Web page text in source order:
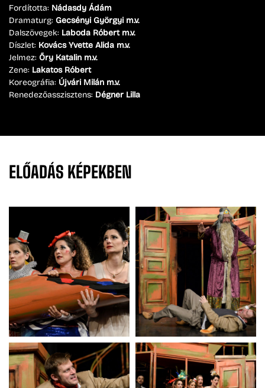
Fordította: Nádasdy Ádám
Dramaturg: Gecsényi Györgyi m.v.
Dalszövegek: Laboda Róbert m.v.
Díszlet: Kovács Yvette Alida m.v.
Jelmez: Őry Katalin m.v.
Zene: Lakatos Róbert
Koreográfia: Újvári Milán m.v.
Renedezőasszisztens: Dégner Lilla
ELŐADÁS KÉPEKBEN